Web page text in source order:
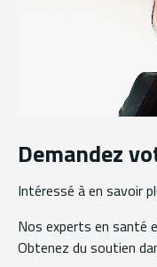
Demandez
Intéressé à en savoir
Nos experts en santé
Obtenez du soutien